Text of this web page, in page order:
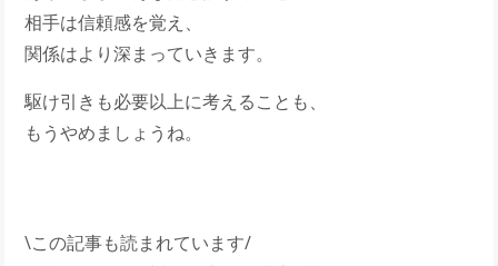
相手は信頼感を覚え、
関係はより深まっていきます。
駆け引きも必要以上に考えることも、
もうやめましょうね。
\この記事も読まれています/